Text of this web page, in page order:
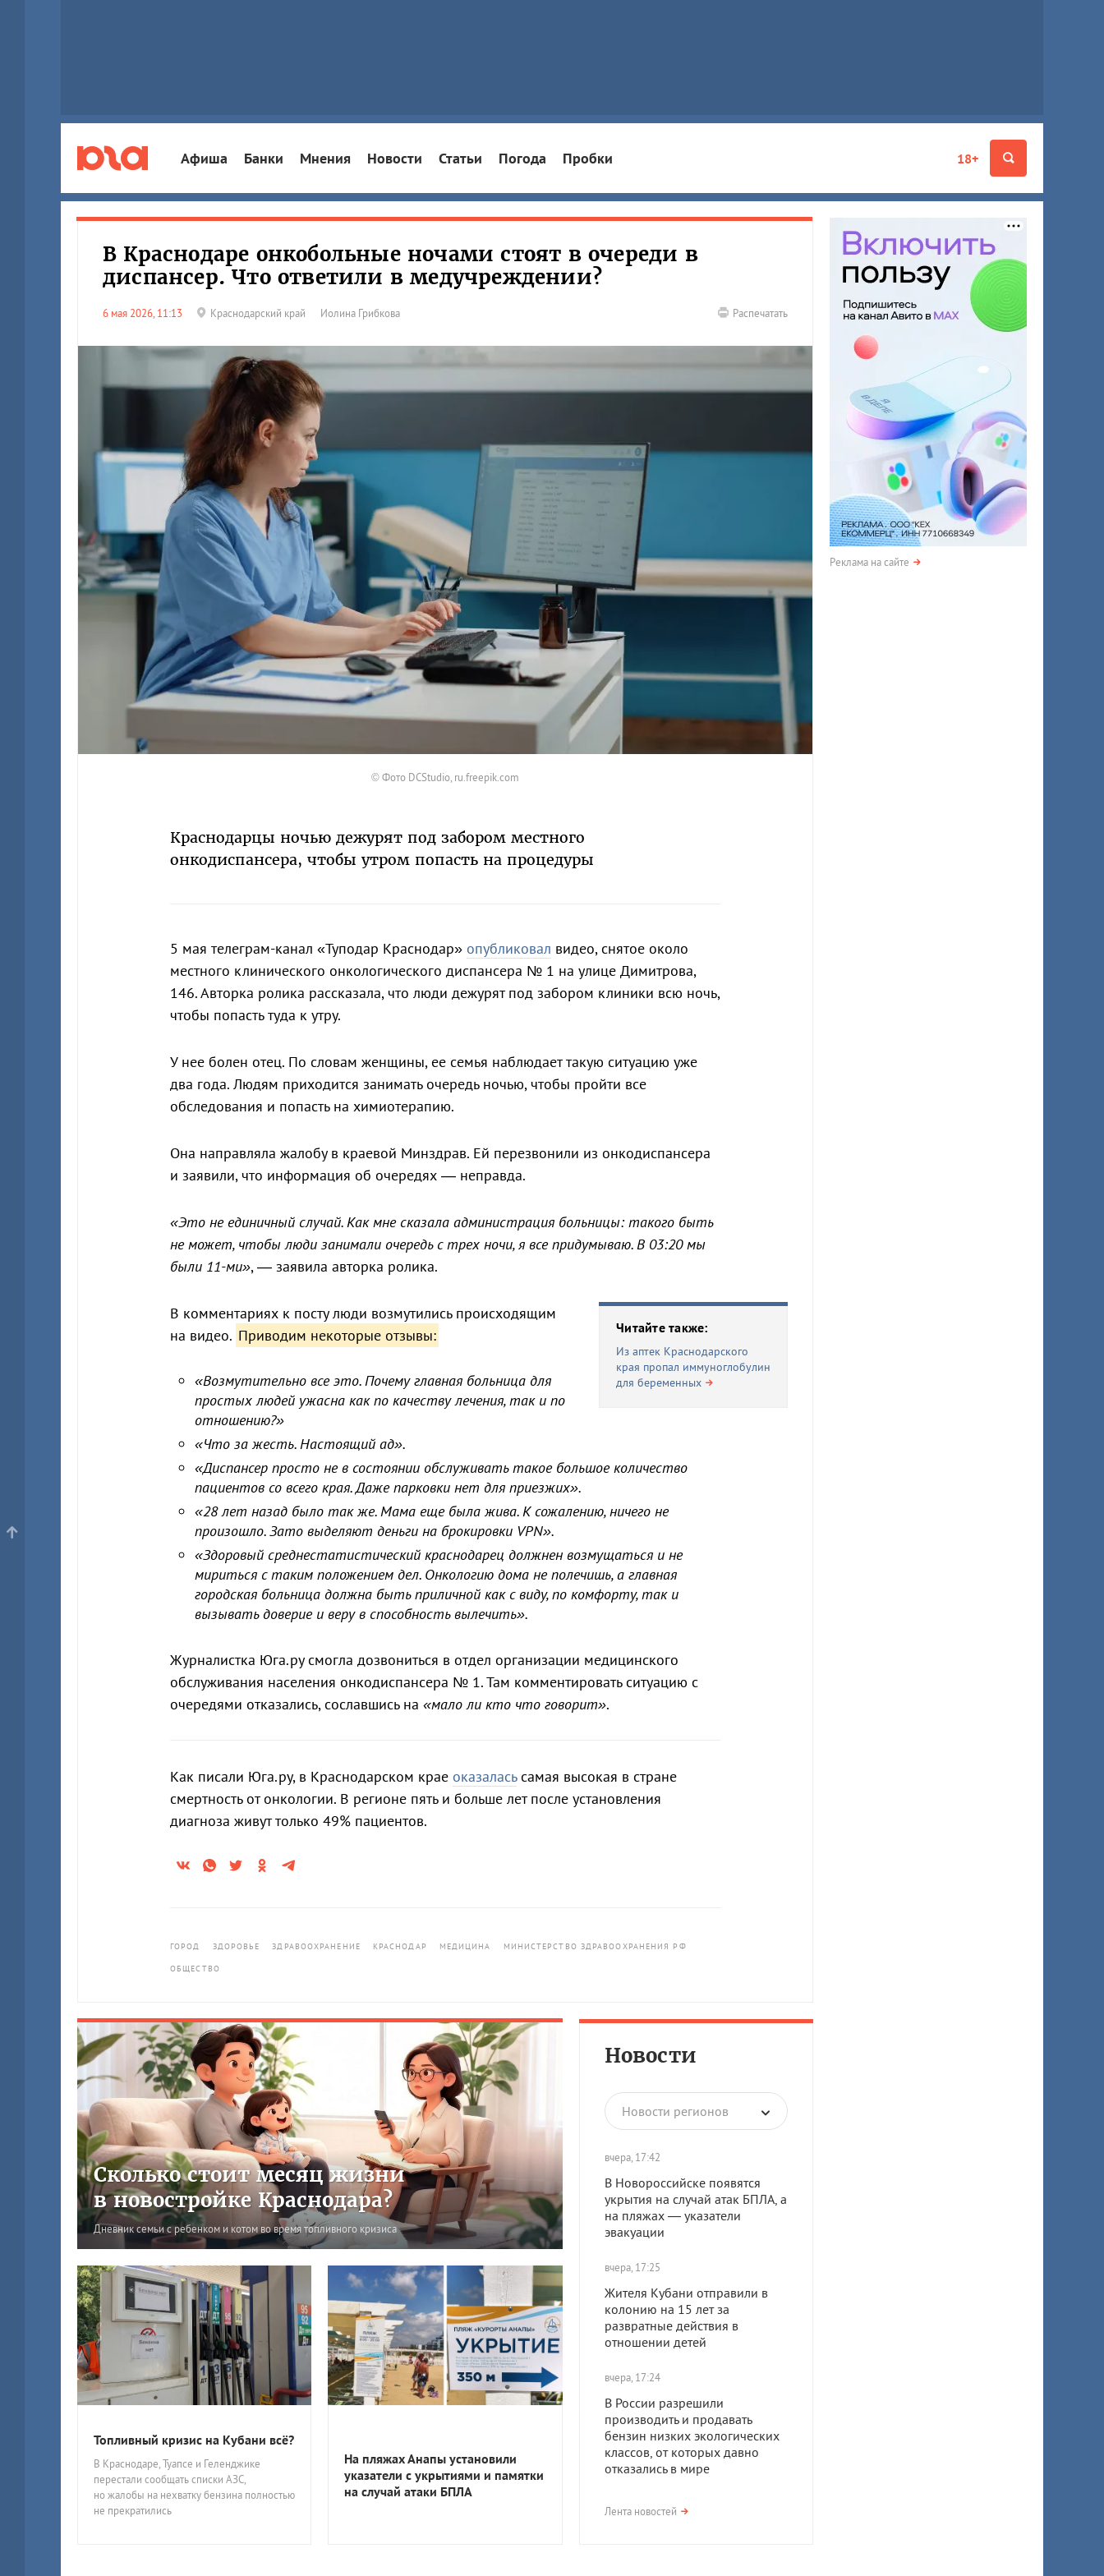
18+
Афиша Банки Мнения Новости Статьи Погода Пробки
В Краснодаре онкобольные ночами стоят в очереди в
диспансер. Что ответили в медучреждении?
6 мая 2026, 11:13 Краснодарский край Иолина Грибкова Распечатать
© Фото DCStudio, ru.freepik.com
Краснодарцы ночью дежурят под забором местного
онкодиспансера, чтобы утром попасть на процедуры
5 мая телеграм-канал «Туподар Краснодар» опубликовал видео, снятое около
местного клинического онкологического диспансера № 1 на улице Димитрова,
146. Авторка ролика рассказала, что люди дежурят под забором клиники всю ночь,
чтобы попасть туда к утру.
У нее болен отец. По словам женщины, ее семья наблюдает такую ситуацию уже
два года. Людям приходится занимать очередь ночью, чтобы пройти все
обследования и попасть на химиотерапию.
Она направляла жалобу в краевой Минздрав. Ей перезвонили из онкодиспансера
и заявили, что информация об очередях — неправда.
«Это не единичный случай. Как мне сказала администрация больницы: такого быть
не может, чтобы люди занимали очередь с трех ночи, я все придумываю. В 03:20 мы
были 11-ми», — заявила авторка ролика.
Читайте также:
Из аптек Краснодарского
края пропал иммуноглобулин
для беременных
В комментариях к посту люди возмутились происходящим
на видео. Приводим некоторые отзывы:
«Возмутительно все это. Почему главная больница для
простых людей ужасна как по качеству лечения, так и по
отношению?»
«Что за жесть. Настоящий ад».
«Диспансер просто не в состоянии обслуживать такое большое количество
пациентов со всего края. Даже парковки нет для приезжих».
«28 лет назад было так же. Мама еще была жива. К сожалению, ничего не
произошло. Зато выделяют деньги на брокировки VPN».
«Здоровый среднестатистический краснодарец должнен возмущаться и не
мириться с таким положением дел. Онкологию дома не полечишь, а главная
городская больница должна быть приличной как с виду, по комфорту, так и
вызывать доверие и веру в способность вылечить».
Журналистка Юга.ру смогла дозвониться в отдел организации медицинского
обслуживания населения онкодиспансера № 1. Там комментировать ситуацию с
очередями отказались, сославшись на «мало ли кто что говорит».
Как писали Юга.ру, в Краснодарском крае оказаласьсамая высокая в стране
смертность от онкологии. В регионе пять и больше лет после установления
диагноза живут только 49% пациентов.
ГОРОД ЗДОРОВЬЕ ЗДРАВООХРАНЕНИЕ КРАСНОДАР МЕДИЦИНА МИНИСТЕРСТВО ЗДРАВООХРАНЕНИЯ РФ
ОБЩЕСТВО
Новости
Новости регионов
вчера, 17:42
В Новороссийске появятся
укрытия на случай атак БПЛА, а
на пляжах — указатели
эвакуации
вчера, 17:25
Жителя Кубани отправили в
колонию на 15 лет за
развратные действия в
отношении детей
вчера, 17:24
В России разрешили
производить и продавать
бензин низких экологических
классов, от которых давно
отказались в мире
вчера, 17:23
Лента новостей
Сколько стоит месяц жизни
в новостройке Краснодара?
Дневник семьи с ребенком и котом во время топливного кризиса
Топливный кризис на Кубани всё?
В Краснодаре, Туапсе и Геленджике
перестали сообщать списки АЗС,
но жалобы на нехватку бензина полностью
не прекратились
На пляжах Анапы установили
указатели с укрытиями и памятки
на случай атаки БПЛА
Реклама на сайте